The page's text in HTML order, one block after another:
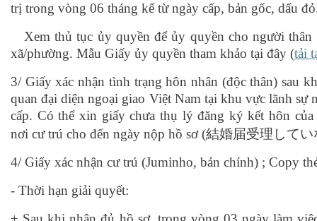
trị trong vòng 06 tháng kể từ ngày cấp, bản gốc, dấu
Xem thủ tục ủy quyền để ủy quyền cho người
xã/phường. Mẫu Giấy ủy quyền tham khảo tại đây (tải
3/ Giấy xác nhận tình trạng hôn nhân (độc thân) sau
quan đại diện ngoại giao Việt Nam tại khu vực lãnh sự
cấp. Có thể xin giấy chưa thụ lý đăng ký kết hôn của
nơi cư trú cho đến ngày nộp hồ sơ (結婚届受理 して
4/ Giấy xác nhận cư trú (Juminho, bản chính) ; Copy
- Thời hạn giải quyết: